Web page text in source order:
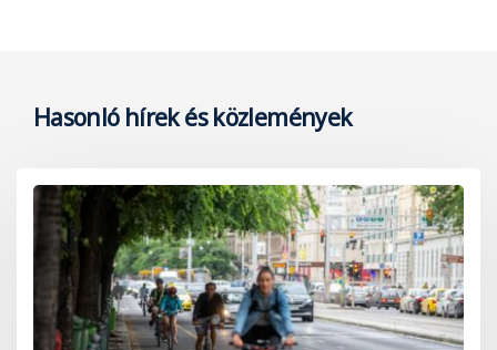
Hasonló hírek és közlemények